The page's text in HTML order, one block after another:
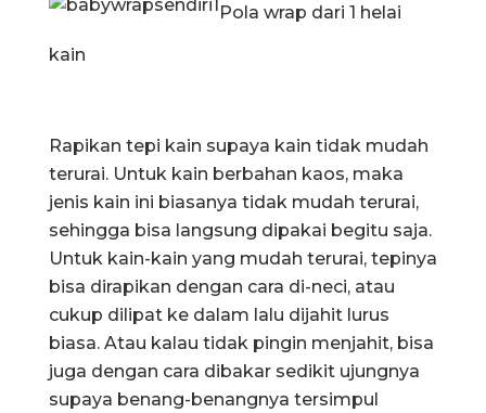
Pola wrap dari 1 helai
kain
Rapikan tepi kain supaya kain tidak mudah
terurai. Untuk kain berbahan kaos, maka
jenis kain ini biasanya tidak mudah terurai,
sehingga bisa langsung dipakai begitu saja.
Untuk kain-kain yang mudah terurai, tepinya
bisa dirapikan dengan cara di-neci, atau
cukup dilipat ke dalam lalu dijahit lurus
biasa. Atau kalau tidak pingin menjahit, bisa
juga dengan cara dibakar sedikit ujungnya
supaya benang-benangnya tersimpul